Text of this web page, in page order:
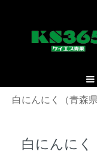
白にんにく（青森
白にんにく